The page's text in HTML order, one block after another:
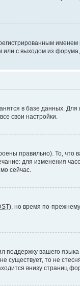
с выходом из
в базе данных.
свои настройки.
правильно). То,
для изменения
сейчас.
), но время по-
поддержку вашего
существует, то не
внизу страниц